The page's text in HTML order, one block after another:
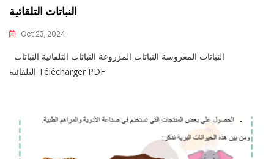
النباتات التلقائية
Oct 23, 2024
التلقائية Télécharger PDF